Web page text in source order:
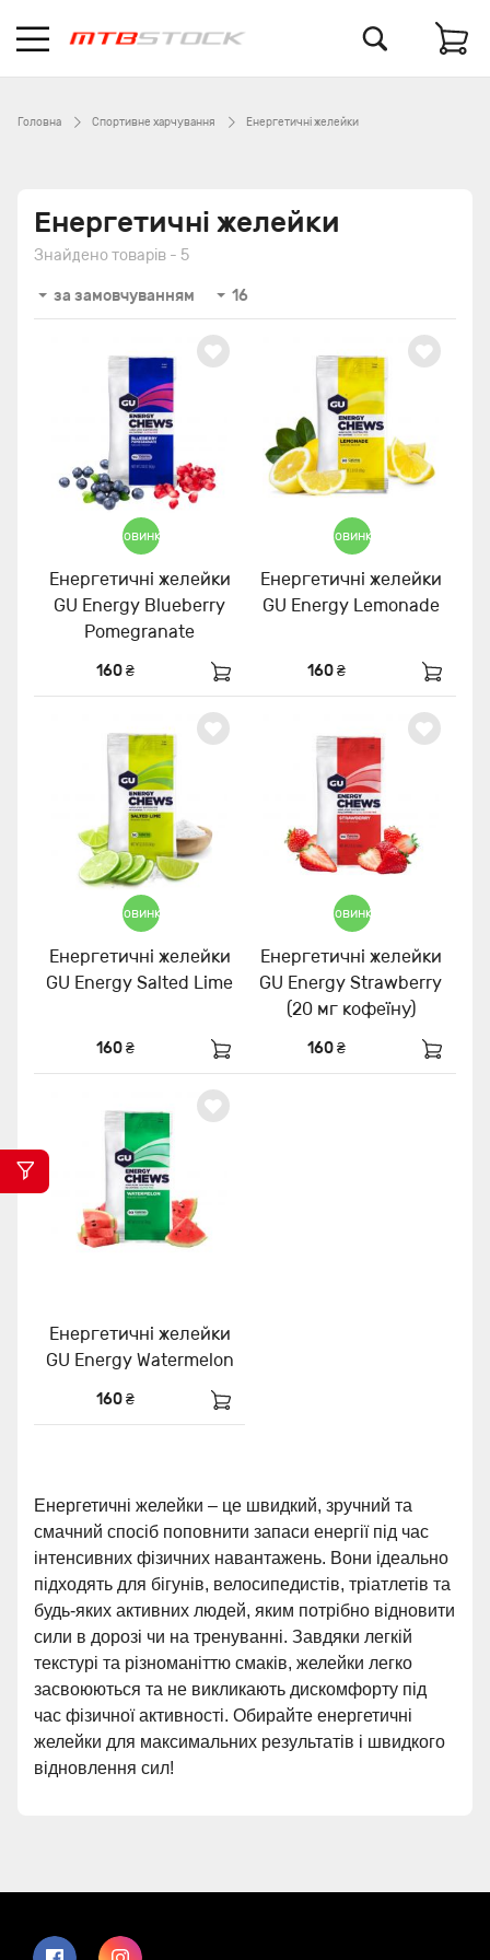
Головна Спортивне харчування Енергетичні желейки
Енергетичні желейки
Знайдено товарів - 5
за замовчуванням 16
Новинка
Енергетичні желейки
GU Energy Blueberry
Pomegranate
160 ₴
Новинка
Енергетичні желейки
GU Energy Lemonade
160 ₴
Новинка
Енергетичні желейки
GU Energy Salted Lime
160 ₴
Новинка
Енергетичні желейки
GU Energy Strawberry
(20 мг кофеїну)
160 ₴
Енергетичні желейки
GU Energy Watermelon
160 ₴
Енергетичні желейки – це швидкий, зручний та
смачний спосіб поповнити запаси енергії під час
інтенсивних фізичних навантажень. Вони ідеально
підходять для бігунів, велосипедистів, тріатлетів та
будь-яких активних людей, яким потрібно відновити
сили в дорозі чи на тренуванні. Завдяки легкій
текстурі та різноманіттю смаків, желейки легко
засвоюються та не викликають дискомфорту під
час фізичної активності. Обирайте енергетичні
желейки для максимальних результатів і швидкого
відновлення сил!